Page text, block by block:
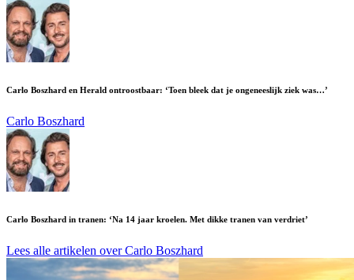
Carlo Boszhard en Herald ontroostbaar: ‘Toen bleek dat je ongeneeslijk ziek was…’
Carlo Boszhard
Carlo Boszhard in tranen: ‘Na 14 jaar kroelen. Met dikke tranen van verdriet’
Lees alle artikelen over Carlo Boszhard